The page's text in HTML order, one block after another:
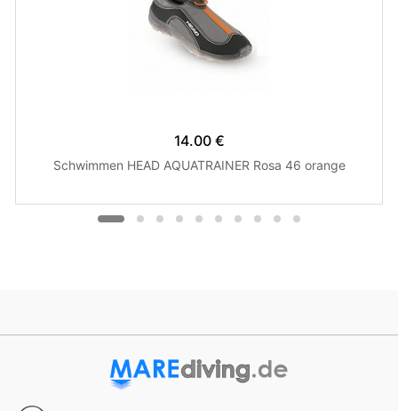
14.00 €
Schwimmen HEAD AQUATRAINER Rosa 46 orange